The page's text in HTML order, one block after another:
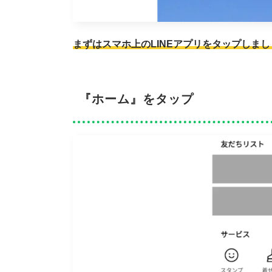
まずはスマホ上のLINEアプリをタップしまし
『ホーム』をタップ